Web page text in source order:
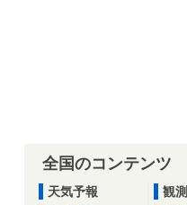
全国のコンテンツ
天気予報
観測